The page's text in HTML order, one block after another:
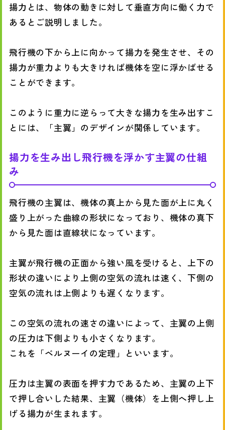
揚力とは、物体の動きに対して垂直方向に働く力で
あるとご説明しました。
飛行機の下から上に向かって揚力を発生させ、その
揚力が重力よりも大きければ機体を空に浮かばせる
ことができます。
このように重力に逆らって大きな揚力を生み出すこ
とには、「主翼」のデザインが関係しています。
揚力を生み出し飛行機を浮かす主翼の仕組
み
飛行機の主翼は、機体の真上から見た面が上に丸く
盛り上がった曲線の形状になっており、機体の真下
から見た面は直線状になっています。
主翼が飛行機の正面から強い風を受けると、上下の
形状の違いにより上側の空気の流れは速く、下側の
空気の流れは上側よりも遅くなります。
この空気の流れの速さの違いによって、主翼の上側
の圧力は下側よりも小さくなります。
これを「ベルヌーイの定理」といいます。
圧力は主翼の表面を押す力であるため、主翼の上下
で押し合いした結果、主翼（機体）を上側へ押し上
げる揚力が生まれます。